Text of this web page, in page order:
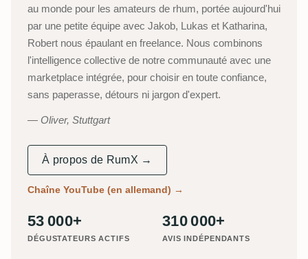
au monde pour les amateurs de rhum, portée aujourd'hui
par une petite équipe avec Jakob, Lukas et Katharina,
Robert nous épaulant en freelance. Nous combinons
l'intelligence collective de notre communauté avec une
marketplace intégrée, pour choisir en toute confiance,
sans paperasse, détours ni jargon d'expert.
Oliver, Stuttgart
À propos de RumX →
Chaîne YouTube (en allemand) →
53 000+
DÉGUSTATEURS ACTIFS
310 000+
AVIS INDÉPENDANTS